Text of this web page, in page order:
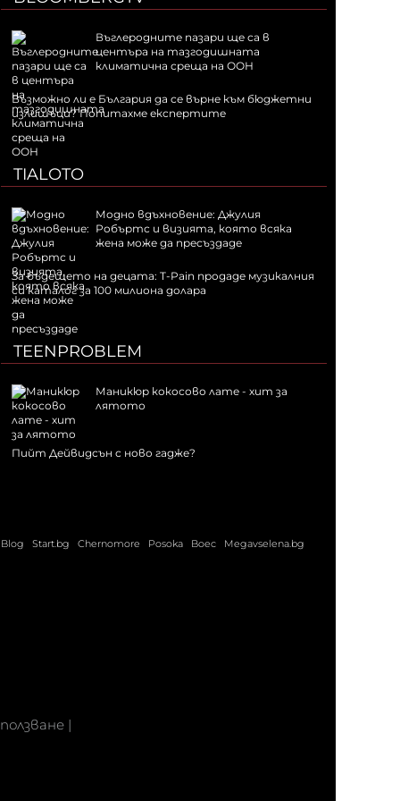
Въглеродните пазари ще са в
центъра на тазгодишната
климатична среща на ООН
Възможно ли е България да се върне към бюджетни
излишъци? Попитахме експертите
TIALOTO
Модно вдъхновение: Джулия
Робъртс и визията, която всяка
жена може да пресъздаде
За бъдещето на децата: T-Pain продаде музикалния
си каталог за 100 милиона долара
TEENPROBLEM
Маникюр кокосово лате - хит за
лятото
Пийт Дейвидсън с ново гадже?
Blog Start.bg Chernomore Posoka Boec Megavselena.bg
|